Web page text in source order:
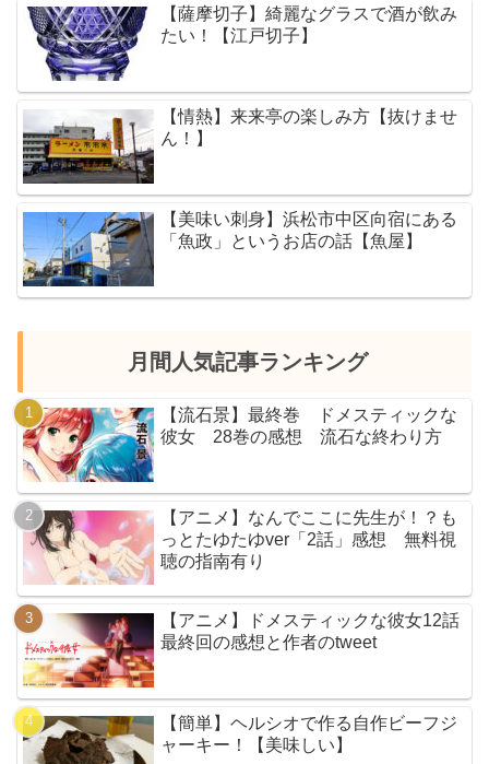
【薩摩切子】綺麗なグラスで酒が飲み
たい！【江戸切子】
【情熱】来来亭の楽しみ方【抜けませ
ん！】
【美味い刺身】浜松市中区向宿にある
「魚政」というお店の話【魚屋】
月間人気記事ランキング
【流石景】最終巻 ドメスティックな
彼女 28巻の感想 流石な終わり方
【アニメ】なんでここに先生が！？も
っとたゆたゆver「2話」感想 無料視
聴の指南有り
【アニメ】ドメスティックな彼女12話
最終回の感想と作者のtweet
【簡単】ヘルシオで作る自作ビーフジ
ャーキー！【美味しい】